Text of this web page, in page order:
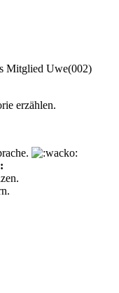
Mitglied Uwe(002)
erzählen.